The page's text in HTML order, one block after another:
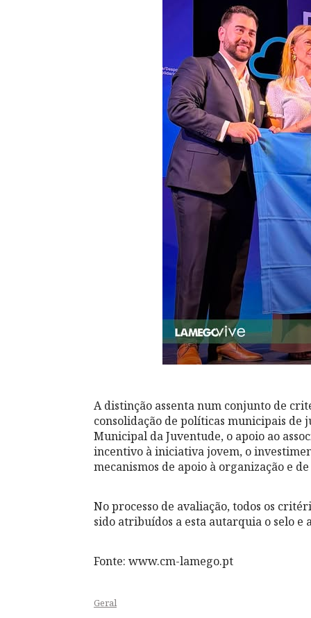
A distinção assenta num conjunto de
consolidação de políticas municipais de
Municipal da Juventude, o apoio ao
incentivo à iniciativa jovem, o
mecanismos de apoio à organização e
No processo de avaliação, todos os
sido atribuídos a esta autarquia o selo
Fonte: www.cm-lamego.pt
Geral